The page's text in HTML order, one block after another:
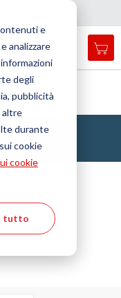
e
analizzare
degli
pubblicità
altre
durante
cookie
cookie
tutto
search
Pneumatica